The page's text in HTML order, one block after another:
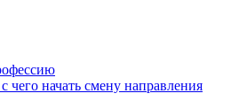
чего начать смену направления